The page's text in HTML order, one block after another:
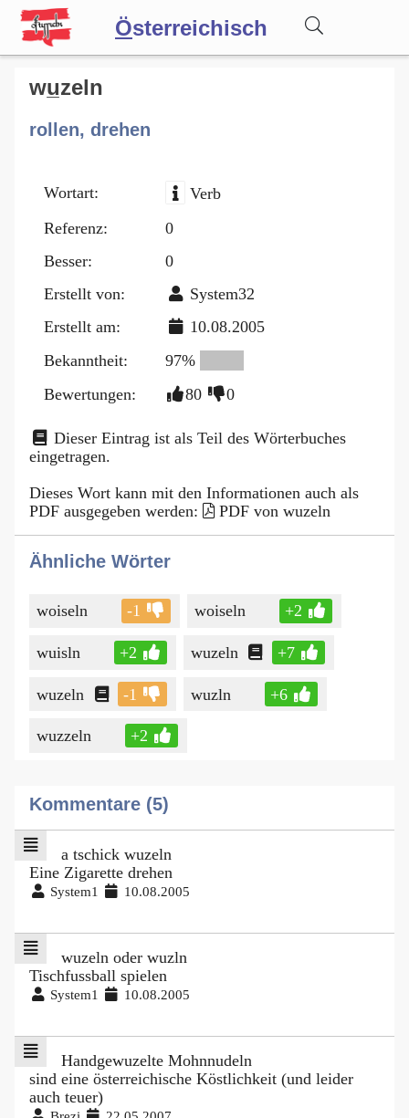
Österreichisch
Wörterbuch
Forum
Blog
wu̲zeln
rollen, drehen
Wortart:
Verb
Referenz:
0
Besser:
0
Erstellt von:
System32
Erstellt am:
10.08.2005
Bekanntheit:
97%
Bewertungen:
80 0
Dieser Eintrag ist als Teil des Wörterbuches
eingetragen.
Dieses Wort kann mit den Informationen auch als
PDF ausgegeben werden:
PDF von wuzeln
Ähnliche Wörter
woiseln -1 woiseln +2
wuisln +2 wuzeln +7
wuzeln -1 wuzln +6
wuzzeln +2
Kommentare (5)
a tschick wuzeln
Eine Zigarette drehen
System1 10.08.2005
wuzeln oder wuzln
Tischfussball spielen
System1 10.08.2005
Handgewuzelte Mohnnudeln
sind eine österreichische Köstlichkeit (und leider
auch teuer)